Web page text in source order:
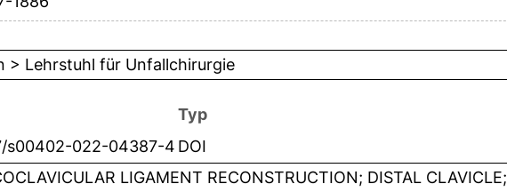
> Lehrstuhl für Unfallchirurgie
Typ
s00402-022-04387-4 DOI
LIGAMENT RECONSTRUCTION; DISTAL CLAVICLE;